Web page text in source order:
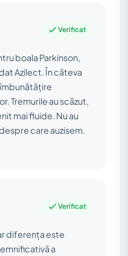
Verificat
boala Parkinson,
Azilect. În câteva
Tremurile au scăzut,
mai fluide. Nu au
care auzisem.
Verificat
diferența este
a